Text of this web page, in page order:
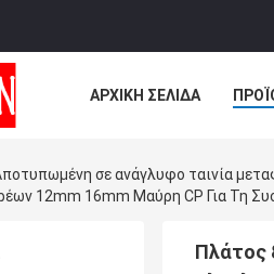
ΑΡΧΙΚΉ ΣΕΛΊΔΑ
σε ανάγλυφο ταινία
12mm 16mm Μαύρη CP Για Τη
Πλάτος